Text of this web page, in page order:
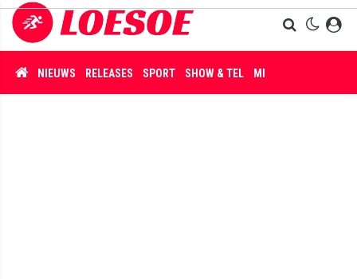
NIEUWS RELEASES SPORT SHOW & TEL MISDAAD